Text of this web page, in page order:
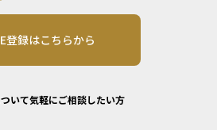
登録はこちらから
いて気軽にご相談したい方